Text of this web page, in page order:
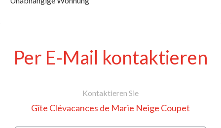
Per E-Mail kontaktieren
Kontaktieren Sie
Gîte Clévacances de Marie Neige Coupet